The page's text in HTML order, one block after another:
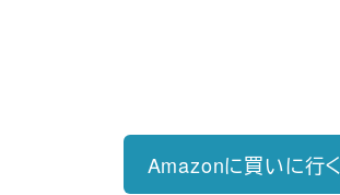
Amazonに買いに行く